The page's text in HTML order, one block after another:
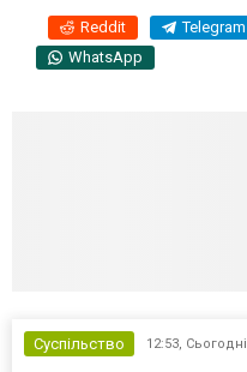
Reddit Telegram
WhatsApp
Суспільство 12:53, Сьогодні